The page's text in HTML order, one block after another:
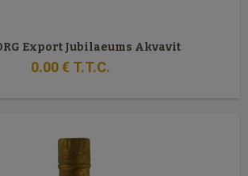
Export Jubilaeums Akvavit
0.00€ T.T.C.